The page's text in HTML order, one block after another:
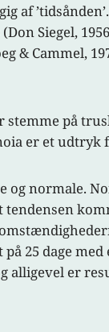
af
(Don Siegel,
& Cammel,
på
er et udtryk
normale.
25 dage
er